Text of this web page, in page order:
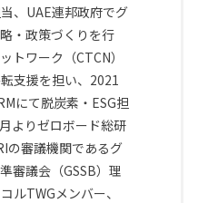
、UAE連邦政府でグ
・政策づくりを行
トワーク（CTCN）
支援を担い、2021
にて脱炭素・ESG担
よりゼロボード総研
の審議機関であるグ
審議会（GSSB）理
ルTWGメンバー、